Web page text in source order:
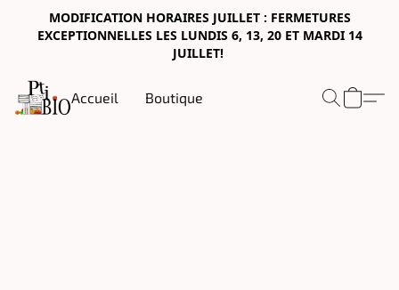
MODIFICATION HORAIRES JUILLET : FERMETURES
EXCEPTIONNELLES LES LUNDIS 6, 13, 20 ET MARDI 14
JUILLET!
Accueil Boutique